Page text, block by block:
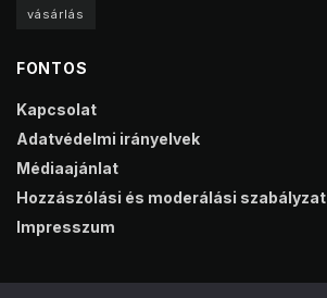
vásárlás
FONTOS
Kapcsolat
Adatvédelmi irányelvek
Médiaajánlat
Hozzászólási és moderálási szabályzat
Impresszum